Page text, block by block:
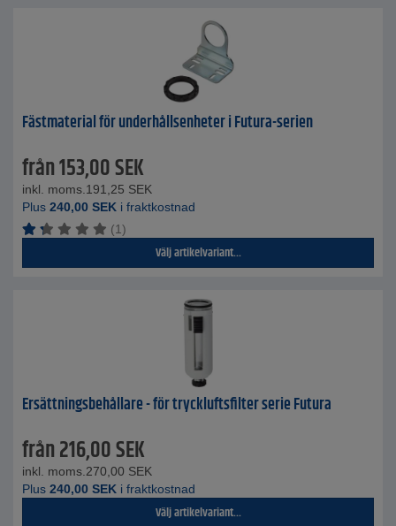
Fästmaterial för underhållsenheter i Futura-serien
från153,00SEK
inkl. moms. 191,25 SEK
Plus 240,00 SEK i fraktkostnad
(1)
Välj artikelvariant...
Ersättningsbehållare - för tryckluftsfilter serie Futura
från216,00SEK
inkl. moms. 270,00 SEK
Plus 240,00 SEK i fraktkostnad
Välj artikelvariant...